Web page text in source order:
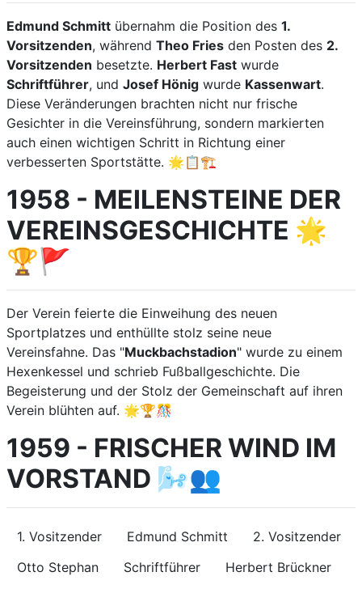
Edmund Schmitt übernahm die Position des 1.
Vorsitzenden, während Theo Fries den Posten des 2.
Vorsitzenden besetzte. Herbert Fast wurde
Schriftführer, und Josef Hönig wurde Kassenwart.
Diese Veränderungen brachten nicht nur frische
Gesichter in die Vereinsführung, sondern markierten
auch einen wichtigen Schritt in Richtung einer
verbesserten Sportstätte. 🌟📋🏗️
1958 - MEILENSTEINE DER
VEREINSGESCHICHTE 🌟
🏆🚩
Der Verein feierte die Einweihung des neuen
Sportplatzes und enthüllte stolz seine neue
Vereinsfahne. Das "Muckbachstadion" wurde zu einem
Hexenkessel und schrieb Fußballgeschichte. Die
Begeisterung und der Stolz der Gemeinschaft auf ihren
Verein blühten auf. 🌟🏆🎊
1959 - FRISCHER WIND IM
VORSTAND 🌬️👥
1. Vositzender Edmund Schmitt
2. Vositzender
Otto Stephan
Schriftführer
Herbert Brückner